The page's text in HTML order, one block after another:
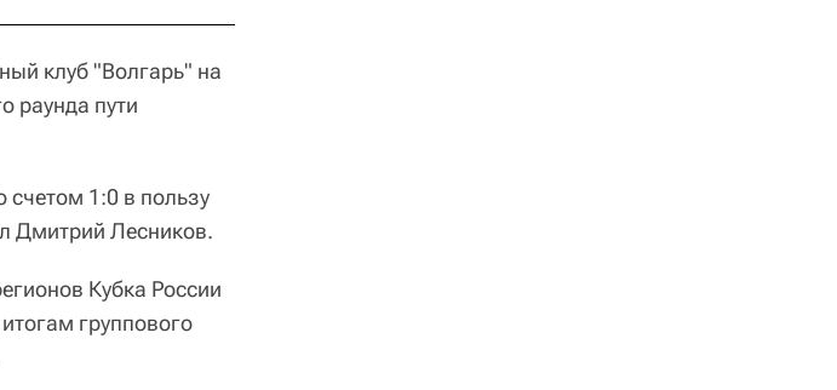
клуб "Волгарь" на
раунда пути
счетом 1:0 в пользу
Дмитрий Лесников.
Кубка России
группового